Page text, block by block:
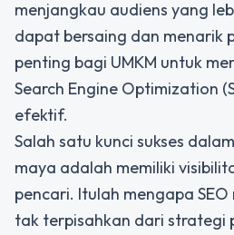
menjangkau audiens yang
dapat bersaing dan menarik
penting bagi UMKM untuk
Search Engine Optimization
efektif.
Salah satu kunci sukses
maya adalah memiliki
pencari. Itulah mengapa
tak terpisahkan dari strategi